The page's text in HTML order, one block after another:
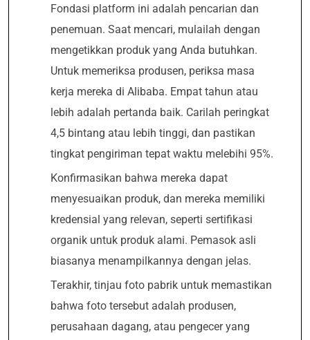
Fondasi platform ini adalah pencarian dan
penemuan. Saat mencari, mulailah dengan
mengetikkan produk yang Anda butuhkan.
Untuk memeriksa produsen, periksa masa
kerja mereka di Alibaba. Empat tahun atau
lebih adalah pertanda baik. Carilah peringkat
4,5 bintang atau lebih tinggi, dan pastikan
tingkat pengiriman tepat waktu melebihi 95%.
Konfirmasikan bahwa mereka dapat
menyesuaikan produk, dan mereka memiliki
kredensial yang relevan, seperti sertifikasi
organik untuk produk alami. Pemasok asli
biasanya menampilkannya dengan jelas.
Terakhir, tinjau foto pabrik untuk memastikan
bahwa foto tersebut adalah produsen,
perusahaan dagang, atau pengecer yang